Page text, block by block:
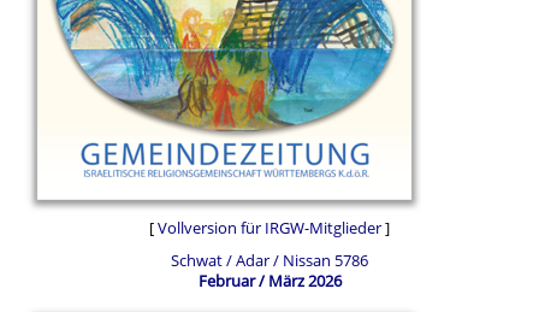
[Vollversion für IRGW-Mitglieder]
Schwat / Adar / Nissan 5786
Februar / März 2026